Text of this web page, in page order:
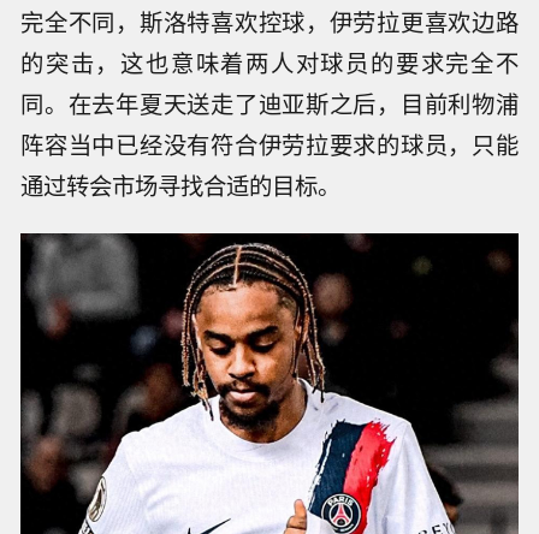
完全不同，斯洛特喜欢控球，伊劳拉更喜欢边路
的突击，这也意味着两人对球员的要求完全不
同。在去年夏天送走了迪亚斯之后，目前利物浦
阵容当中已经没有符合伊劳拉要求的球员，只能
通过转会市场寻找合适的目标。